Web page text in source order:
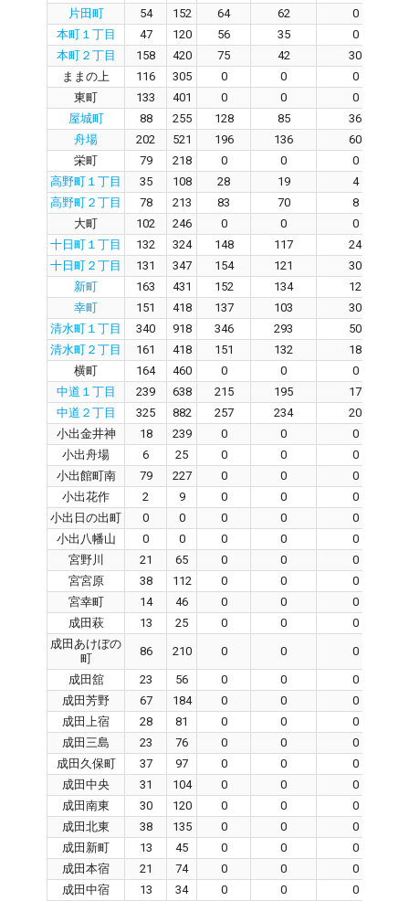
片田町
54 152 64 62
0
本町１丁目
47 120 56 35
0
本町２丁目
158 420 75 42
30
ままの上
116 305 0 0
0
東町
133 401 0 0
0
屋城町
88 255 128 85
36
舟場
202 521 196 136
60
栄町
79 218 0 0
0
高野町１丁目
35 108 28 19
4
高野町２丁目
78 213 83 70
8
大町
102 246 0 0
0
十日町１丁目
132 324 148 117
24
十日町２丁目
131 347 154 121
30
新町
163 431 152 134
12
幸町
151 418 137 103
30
清水町１丁目
340 918 346 293
50
清水町２丁目
161 418 151 132
18
横町
164 460 0 0
0
中道１丁目
239 638 215 195
17
中道２丁目
325 882 257 234
20
小出金井神
18 239 0 0
0
小出舟場
6 25 0 0
0
小出館町南
79 227 0 0
0
小出花作
2 9 0 0
0
小出日の出町
0 0 0 0
0
小出八幡山
0 0 0 0
0
宮野川
21 65 0 0
0
宮宮原
38 112 0 0
0
宮幸町
14 46 0 0
0
成田萩
13 25 0 0
0
成田あけぼの
町
86 210 0 0 0
成田舘 23 56 0 0
0
成田芳野
67 184 0 0
0
成田上宿
28 81 0 0
0
成田三島
23 76 0 0
0
成田久保町
37 97 0 0
0
成田中央
31 104 0 0
0
成田南東
30 120 0 0
0
成田北東
38 135 0 0
0
成田新町
13 45 0 0
0
成田本宿
21 74 0 0
0
成田中宿
13 34 0 0
0